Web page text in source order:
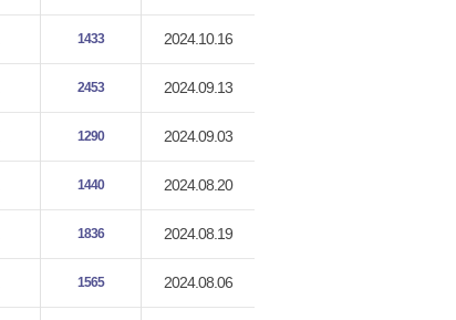
1433 2024.10.16
2453 2024.09.13
1290 2024.09.03
1440 2024.08.20
1836 2024.08.19
1565 2024.08.06